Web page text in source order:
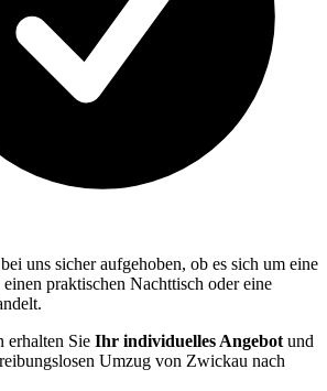
uns sicher aufgehoben, ob es sich um eine
praktischen Nachttisch oder eine
erhalten Sie Ihr individuelles Angebot und
Umzug von Zwickau nach